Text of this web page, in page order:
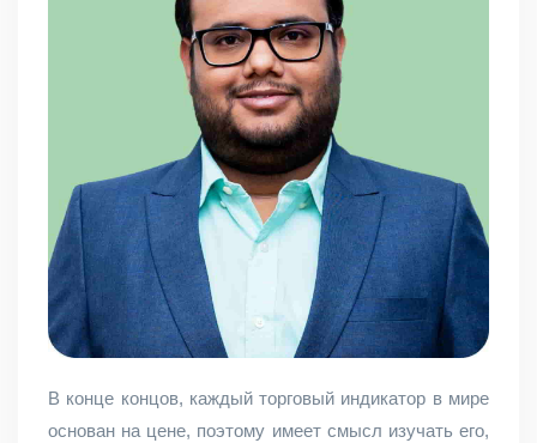
В конце концов, каждый торговый индикатор в мире
основан на цене, поэтому имеет смысл изучать его,